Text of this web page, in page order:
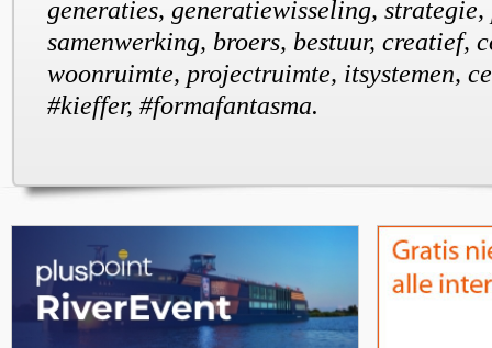
generaties, generatiewisseling, strategie,
samenwerking, broers, bestuur, creatief,
woonruimte, projectruimte, itsystemen,
#kieffer, #formafantasma.